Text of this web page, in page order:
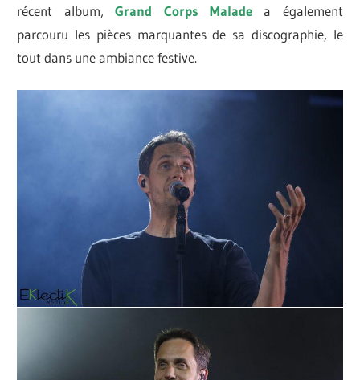
récent album,Grand Corps Maladea également
parcouru les pièces marquantes de sa discographie, le
tout dans une ambiance festive.